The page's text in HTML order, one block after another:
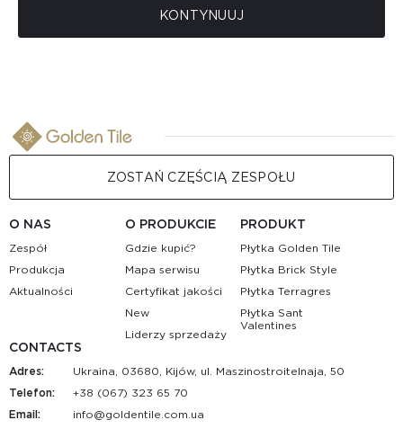
KONTYNUUJ
ZOSTAŃ CZĘŚCIĄ ZESPOŁU
O NAS
Zespół
Produkcja
Aktualności
O PRODUKCIE
Gdzie kupić?
Mapa serwisu
Certyfikat jakości
New
Liderzy sprzedaży
PRODUKT
Płytka Golden Tile
Płytka Brick Style
Płytka Terragres
Płytka Sant
Valentines
CONTACTS
Adres:
Ukraina, 03680, Kijów, ul. Maszinostroitelnaja, 50
Telefon:
+38 (067) 323 65 70
Email:
au.moc.elitnedlog@ofni